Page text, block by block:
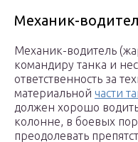
Механик-
Механик-водитель
командиру танка и
ответственность за
материальной части
должен хорошо
колонне, в боевых
преодолевать